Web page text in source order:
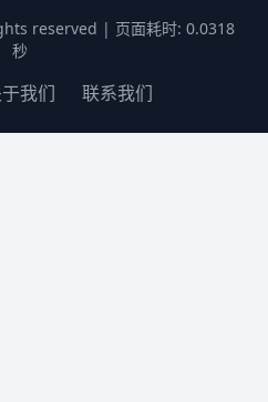
reserved | 页面耗时: 0.0318
秒
我们 联系我们